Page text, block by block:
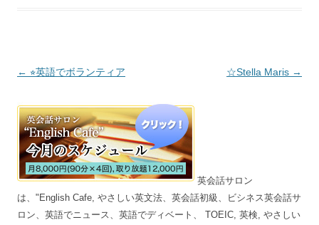
投稿ナビゲーション
← ⭐︎英語でボランティア ☆Stella Maris →
英会話サロン
は、"English Cafe, やさしい英文法、英会話初級、ビシネス英会話サ
ロン、英語でニュース、英語でディベート、 TOEIC, 英検, やさしい